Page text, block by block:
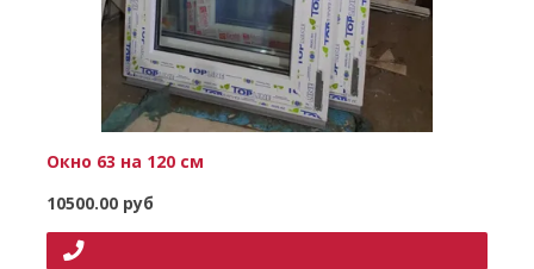
Окно 63 на 120 см
10500.00 руб